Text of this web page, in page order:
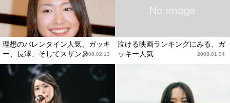
理想のバレンタイン人気、ガッキ
ー、長澤、そしてスザンヌ2008.02.13
泣ける映画ランキングにみる、ガ
ッキー人気
2008.01.04